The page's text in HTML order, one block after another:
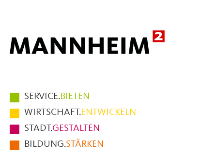
Hauptmenüpunkte
im
Fußbereich
der
Seite
SERVICE.BIETEN
WIRTSCHAFT.ENTWICKELN
STADT.GESTALTEN
BILDUNG.STÄRKEN